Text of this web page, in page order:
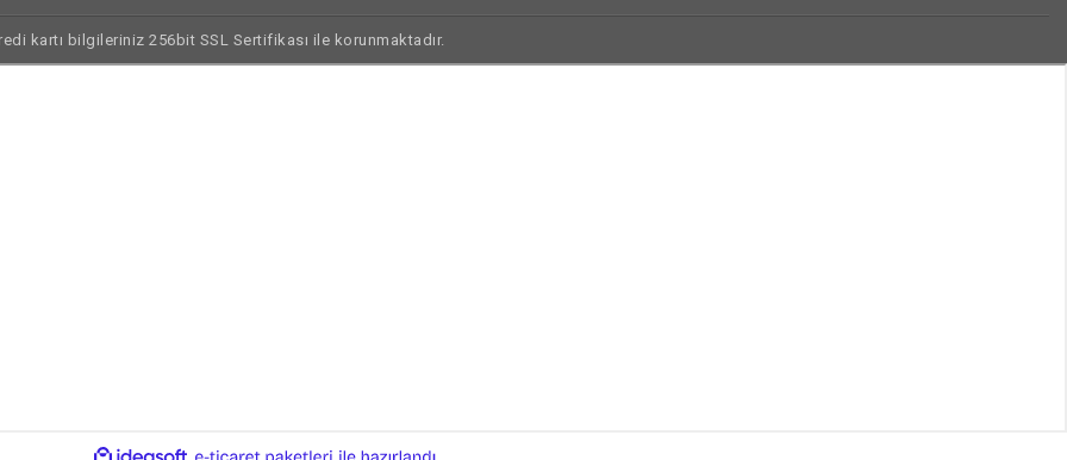
kartı bilgileriniz 256bit SSL Sertifikası ile korunmaktadır.
ideasoft